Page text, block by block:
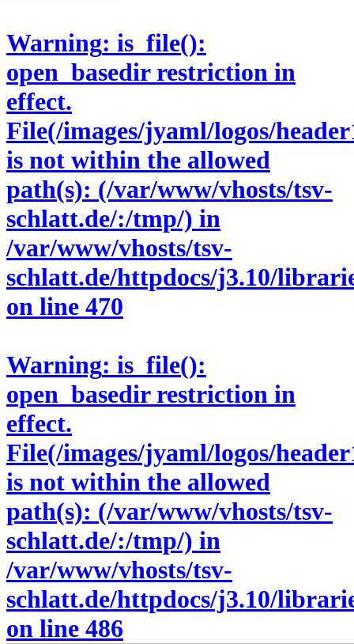
Warning: is_file():
open_basedir restriction in
effect.
File(/images/jyaml/logos/
is not within the allowed
path(s): (/var/www/vhosts/tsv-
schlatt.de/:/tmp/) in
/var/www/vhosts/tsv-
schlatt.de/httpdocs/j3.10/
on line 470
Warning: is_file():
open_basedir restriction in
effect.
File(/images/jyaml/logos/
is not within the allowed
path(s): (/var/www/vhosts/tsv-
schlatt.de/:/tmp/) in
/var/www/vhosts/tsv-
schlatt.de/httpdocs/j3.10/
on line 486